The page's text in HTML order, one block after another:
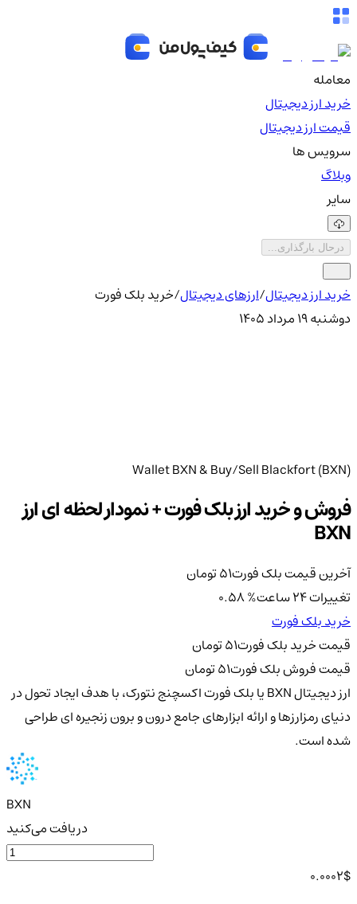
معامله
خرید ارز دیجیتال
قیمت ارز دیجیتال
سرویس ها
وبلاگ
سایر
درحال بارگذاری...
خرید ارز دیجیتال/ارزهای دیجیتال/خرید بلک فورت
دوشنبه ۱۹ مرداد ۱۴۰۵
Wallet BXN & Buy/Sell Blackfort (BXN)
فروش و خرید ارز بلک فورت + نمودار لحظه ای ارز
BXN
آخرین قیمت بلک فورت51تومان
تغییرات 24 ساعت
0.58%
خرید بلک فورت
قیمت خرید بلک فورت51تومان
قیمت فروش بلک فورت51تومان
ارز دیجیتال BXN یا بلک فورت اکسچنج نتورک، با هدف ایجاد تحول در
دنیای رمزارزها و ارائه ابزارهای جامع درون و برون زنجیره ای طراحی
شده است.
BXN
دریافت می‌کنید
0.0002$